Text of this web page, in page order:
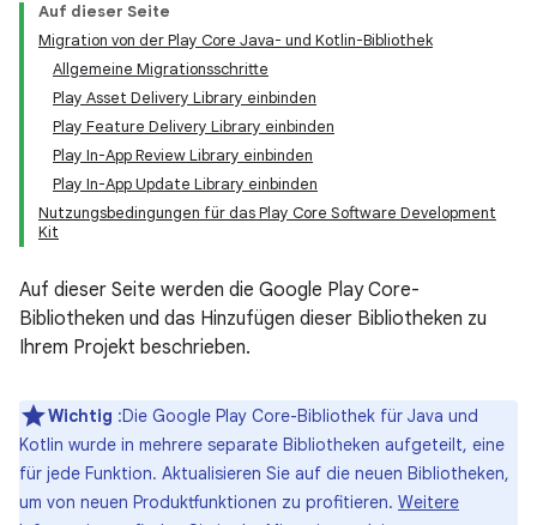
Auf dieser Seite
Migration von der Play Core Java- und Kotlin-Bibliothek
Allgemeine Migrationsschritte
Play Asset Delivery Library einbinden
Play Feature Delivery Library einbinden
Play In-App Review Library einbinden
Play In-App Update Library einbinden
Nutzungsbedingungen für das Play Core Software Development
Kit
Auf dieser Seite werden die Google Play Core-
Bibliotheken und das Hinzufügen dieser Bibliotheken zu
Ihrem Projekt beschrieben.
Wichtig :Die Google Play Core-Bibliothek für Java und
Kotlin wurde in mehrere separate Bibliotheken aufgeteilt, eine
für jede Funktion. Aktualisieren Sie auf die neuen Bibliotheken,
um von neuen Produktfunktionen zu profitieren. Weitere